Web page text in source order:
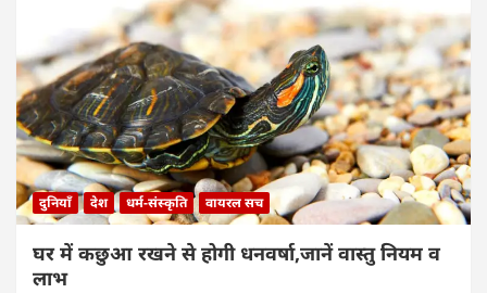
दुनियाँ देश धर्म-संस्कृति वायरल सच
घर में कछुआ रखने से होगी धनवर्षा,जानें वास्तु नियम व
लाभ